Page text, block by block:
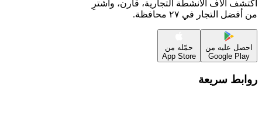
اكتشف آلاف الأنشطة التجارية، قارن، واشترِ
من أفضل التجار في ٢٧ محافظة.
احصل عليه من
Google Play
حمّله من
App Store
روابط سريعة